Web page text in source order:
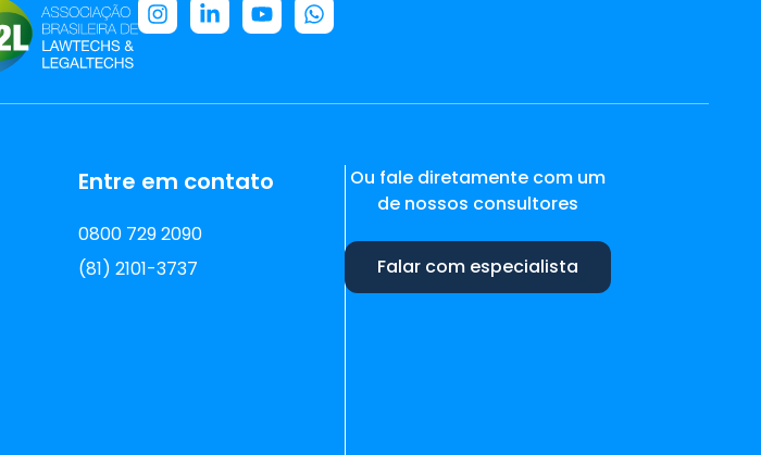
Entre em contato
0800 729 2090
(81) 2101-3737
Ou fale diretamente com um
de nossos consultores
Falar com especialista